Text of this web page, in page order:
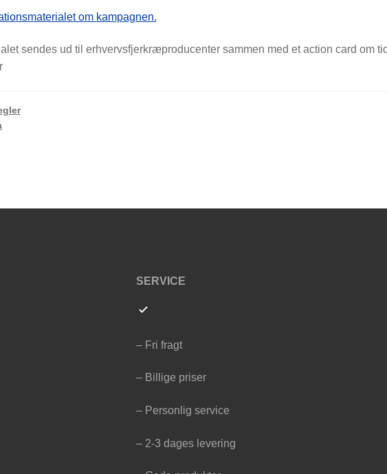
om kampagnen.
sendes ud til erhvervsfjerkræproducenter sammen med et action card om
SERVICE
– Fri fragt
– Billige priser
– Personlig service
– 2-3 dages levering